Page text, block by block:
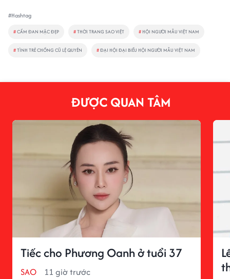
#Hashtag
#CẨM ĐAN MẶC ĐẸP #THỜI TRANG SAO VIỆT # HỘI NGƯỜI MẪU VIỆT NAM
#TÌNH TRẺ CHỒNG CŨ LỆ QUYÊN #ĐẠI HỘI ĐẠI BIỂU HỘI NGƯỜI MẪU VIỆT NAM
ĐƯỢC QUAN TÂM
Tiếc cho Phương Oanh ở tuổi 37
SAO 11 giờ trước